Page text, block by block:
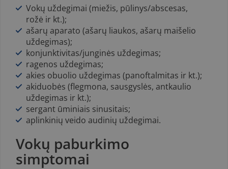
Vokų uždegimai (miežis, pūlinys/abscesas,
rožė ir kt.);
ašarų aparato (ašarų liaukos, ašarų maišelio
uždegimas);
konjunktivitas/junginės uždegimas;
ragenos uždegimas;
akies obuolio uždegimas (panoftalmitas ir kt.);
aki­duobės (flegmona, sausgyslės, antkaulio
uždegimas ir kt.);
sergant ūminiais sinusitais;
aplinkinių veido audinių uždegimai.
Vokų paburkimo
simptomai